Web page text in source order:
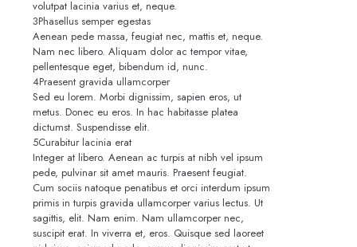
volutpat lacinia varius et, neque.
3Phasellus semper egestas
Aenean pede massa, feugiat nec, mattis et, neque.
Nam nec libero. Aliquam dolor ac tempor vitae,
pellentesque eget, bibendum id, nunc.
4Praesent gravida ullamcorper
Sed eu lorem. Morbi dignissim, sapien eros, ut
metus. Donec eu eros. In hac habitasse platea
dictumst. Suspendisse elit.
5Curabitur lacinia erat
Integer at libero. Aenean ac turpis at nibh vel ipsum
pede, pulvinar sit amet mauris. Praesent feugiat.
Cum sociis natoque penatibus et orci interdum ipsum
primis in turpis gravida ullamcorper varius lectus. Ut
sagittis, elit. Nam enim. Nam ullamcorper nec,
suscipit erat. In viverra et, eros. Quisque sed laoreet